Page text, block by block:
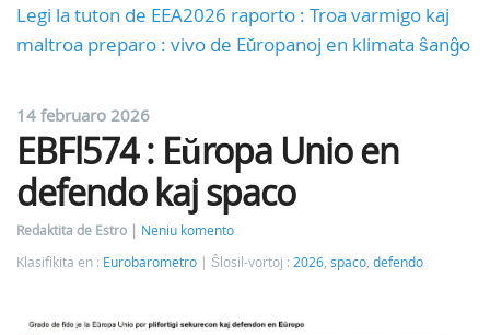
Legi la tuton de EEA2026 raporto : Troa varmigo kaj
maltroa preparo : vivo de Eŭropanoj en klimata ŝanĝo
14 februaro 2026
EBFl574 : Eŭropa Unio en
defendo kaj spaco
Redaktita de Estro
Neniu komento
Klasifikita en : Eurobarometro Ŝlosil-vortoj : 2026 spaco defendo